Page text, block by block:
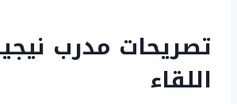
تصريحات مدرب
اللقاء